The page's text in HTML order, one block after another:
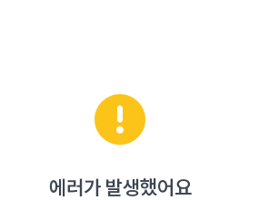
에러가 발생했어요